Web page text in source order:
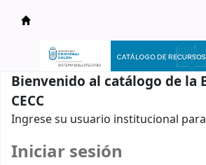
Catálogo en línea
Bienvenido al catálogo de la
CECC
Ingrese su usuario institucional
Iniciar sesión